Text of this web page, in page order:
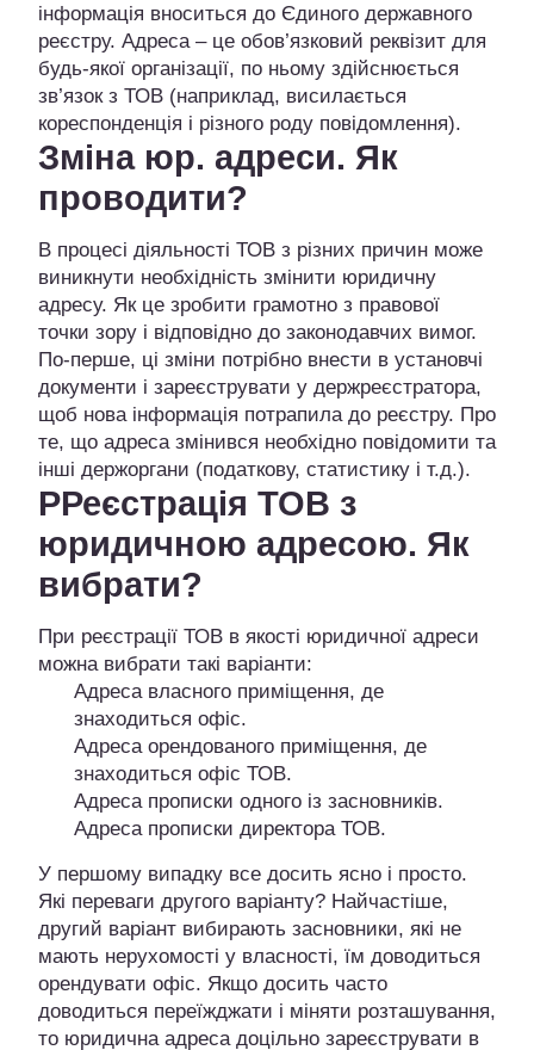
інформація вноситься до Єдиного державного
реєстру. Адреса – це обов’язковий реквізит для
будь-якої організації, по ньому здійснюється
зв’язок з ТОВ (наприклад, висилається
кореспонденція і різного роду повідомлення).
Зміна юр. адреси. Як
проводити?
В процесі діяльності ТОВ з різних причин може
виникнути необхідність змінити юридичну
адресу. Як це зробити грамотно з правової
точки зору і відповідно до законодавчих вимог.
По-перше, ці зміни потрібно внести в установчі
документи і зареєструвати у держреєстратора,
щоб нова інформація потрапила до реєстру. Про
те, що адреса змінився необхідно повідомити та
інші держоргани (податкову, статистику і т.д.).
РРеєстрація ТОВ з
юридичною адресою. Як
вибрати?
При реєстрації ТОВ в якості юридичної адреси
можна вибрати такі варіанти:
Адреса власного приміщення, де
знаходиться офіс.
Адреса орендованого приміщення, де
знаходиться офіс ТОВ.
Адреса прописки одного із засновників.
Адреса прописки директора ТОВ.
У першому випадку все досить ясно і просто.
Які переваги другого варіанту? Найчастіше,
другий варіант вибирають засновники, які не
мають нерухомості у власності, їм доводиться
орендувати офіс. Якщо досить часто
доводиться переїжджати і міняти розташування,
то юридична адреса доцільно зареєструвати в